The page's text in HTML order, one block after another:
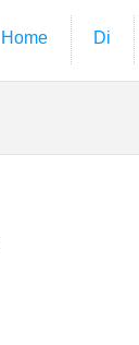
Home Di